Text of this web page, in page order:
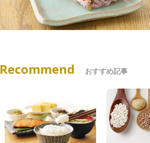
Recommend おすすめ記事